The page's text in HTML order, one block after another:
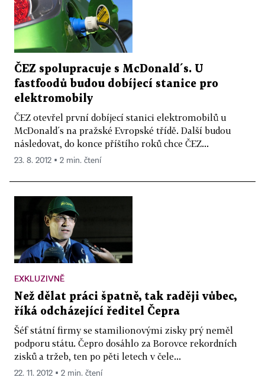
ČEZ spolupracuje s McDonald´s. U
fastfoodů budou dobíjecí stanice pro
elektromobily
ČEZ otevřel první dobíjecí stanici elektromobilů u
McDonald´s na pražské Evropské třídě. Další budou
následovat, do konce příštího roků chce ČEZ...
23. 8. 2012 ▪ 2 min. čtení
EXKLUZIVNĚ
Než dělat práci špatně, tak raději vůbec,
říká odcházející ředitel Čepra
Šéf státní firmy se stamilionovými zisky prý neměl
podporu státu. Čepro dosáhlo za Borovce rekordních
zisků a tržeb, ten po pěti letech v čele...
22. 11. 2012 ▪ 2 min. čtení